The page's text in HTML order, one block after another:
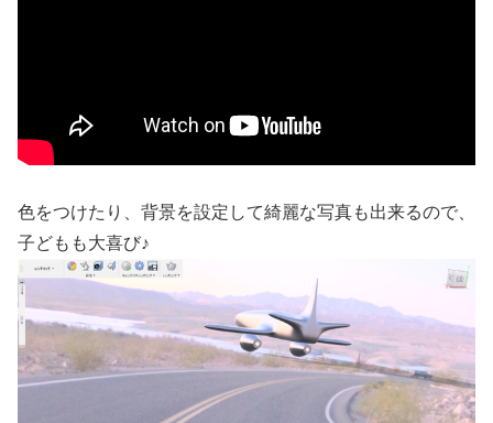
色をつけたり、背景を設定して綺麗な写真も出来るので、
子どもも大喜び♪